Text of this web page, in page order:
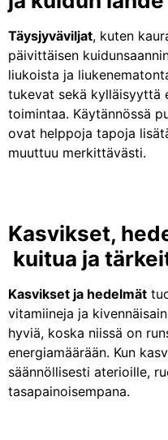
Täysjyväviljat, kuten
päivittäisen
liukoista ja
tukevat sekä kylläisyyttä
toimintaa. Käytännössä
ovat helppoja tapoja
muuttuu merkittävästi.
Kasvikset,
kuitua ja
Kasvikset ja hedelmät
vitamiineja ja
hyviä, koska niissä on
energiamäärään. Kun
säännöllisesti aterioille,
tasapainoisempana.